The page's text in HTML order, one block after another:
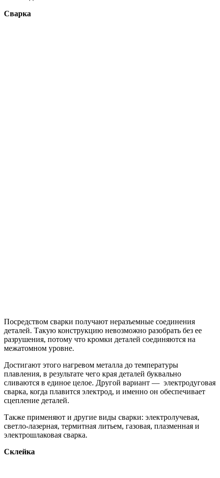
Сварка
Посредством сварки получают неразъемные соединения
деталей. Такую конструкцию невозможно разобрать без ее
разрушения, потому что кромки деталей соединяются на
межатомном уровне.
Достигают этого нагревом металла до температуры
плавления, в результате чего края деталей буквально
сливаются в единое целое. Другой вариант — электродуговая
сварка, когда плавится электрод, и именно он обеспечивает
сцепление деталей.
Также применяют и другие виды сварки: электролучевая,
светло-лазерная, термитная литьем, газовая, плазменная и
электрошлаковая сварка.
Склейка